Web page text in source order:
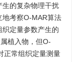
生的复杂物理干扰
地考察O-MAR算法
定量参数产生的
植入物，但O-
正常组织定量测量